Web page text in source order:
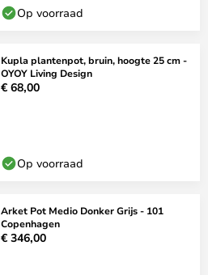
Op voorraad
Kupla plantenpot, bruin, hoogte 25 cm -
OYOY Living Design
€ 68,00
Op voorraad
Arket Pot Medio Donker Grijs - 101
Copenhagen
€ 346,00